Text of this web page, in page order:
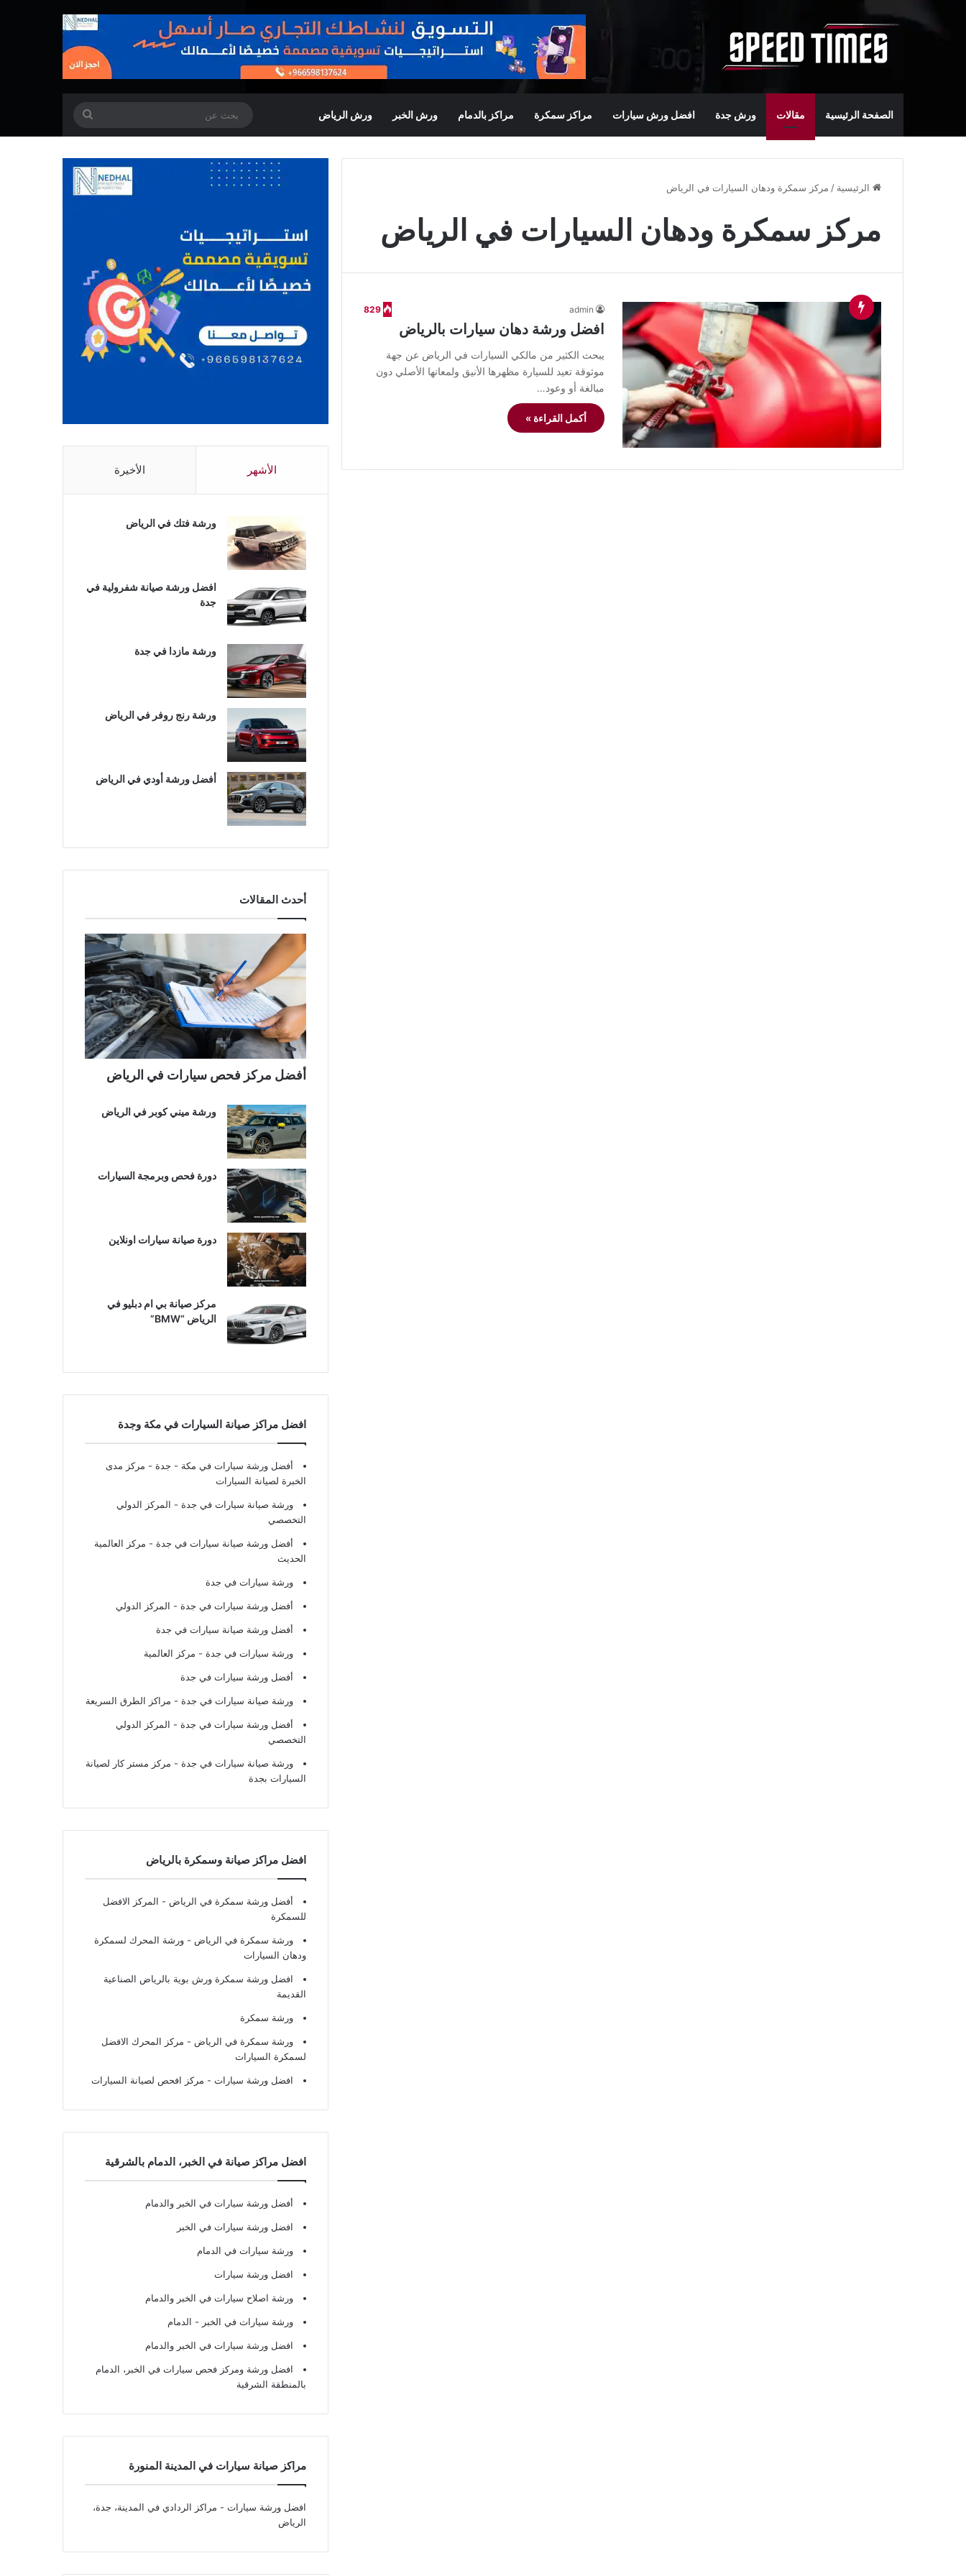
الصفحة الرئيسية مقالات ورش جدة افضل ورش سيارات مراكز سمكرة مراكز بالدمام ورش الخبر ورش الرياض
عن
الرئيسية / مركز سمكرة ودهان السيارات في الرياض
مركز سمكرة ودهان السيارات في الرياض
admin
829
افضل ورشة دهان سيارات بالرياض
يبحث الكثير من مالكي السيارات في الرياض عن جهة
موثوقة تعيد للسيارة مظهرها الأنيق ولمعانها الأصلي دون
مبالغة أو وعود…
أكمل القراءة »
الأشهر الأخيرة
ورشة فتك في الرياض
افضل ورشة صيانة شفرولية في
جدة
ورشة مازدا في جدة
ورشة رنج روفر في الرياض
أفضل ورشة أودي في الرياض
أحدث المقالات
أفضل مركز فحص سيارات في الرياض
ورشة ميني كوبر في الرياض
دورة فحص وبرمجة السيارات
دورة صيانة سيارات اونلاين
مركز صيانة بي ام دبليو في
الرياض “BMW”
افضل مراكز صيانة السيارات في مكة وجدة
أفضل ورشة سيارات في مكة - جدة - مركز مدى
الخبرة لصيانة السيارات
ورشة صيانة سيارات في جدة - المركز الدولي
التخصصي
أفضل ورشة صيانة سيارات في جدة - مركز العالمية
الحديث
ورشة سيارات في جدة
أفضل ورشة سيارات في جدة - المركز الدولي
أفضل ورشة صيانة سيارات في جدة
ورشة سيارات في جدة - مركز العالمية
أفضل ورشة سيارات في جدة
ورشة صيانة سيارات في جدة - مراكز الطرق السريعة
أفضل ورشة سيارات في جدة - المركز الدولي
التخصصي
ورشة صيانة سيارات في جدة - مركز مستر كار لصيانة
السيارات بجدة
افضل مراكز صيانة وسمكرة بالرياض
أفضل ورشة سمكرة في الرياض - المركز الافضل
للسمكرة
ورشة سمكرة في الرياض - ورشة المحرك لسمكرة
ودهان السيارات
افضل ورشة سمكرة ورش بوية بالرياض الصناعية
القديمة
ورشة سمكرة
ورشة سمكرة في الرياض - مركز المحرك الافضل
لسمكرة السيارات
افضل ورشة سيارات - مركز افحص لصيانة السيارات
افضل مراكز صيانة في الخبر، الدمام بالشرقية
أفضل ورشة سيارات في الخبر والدمام
افضل ورشة سيارات في الخبر
ورشة سيارات في الدمام
افضل ورشة سيارات
ورشة اصلاح سيارات في الخبر والدمام
ورشة سيارات في الخبر - الدمام
افضل ورشة سيارات في الخبر والدمام
افضل ورشة ومركز فحص سيارات في الخبر، الدمام
بالمنطقة الشرقية
مراكز صيانة سيارات في المدينة المنورة
افضل ورشة سيارات - مراكز الردادي في المدينة، جدة،
الرياض